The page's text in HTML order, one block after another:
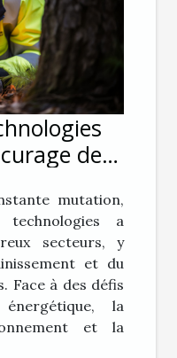
des
mutation,
technologies a
secteurs, y
et du
Face à des défis
la
et la